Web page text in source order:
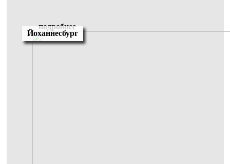
подробнее
Йоханнесбург